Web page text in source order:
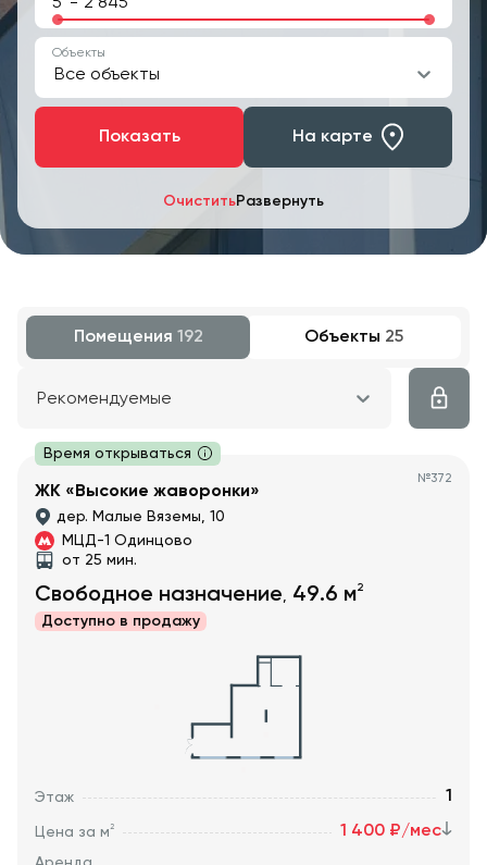
ОчиститьРазвернуть
Объекты
Все объекты
Показать На карте
Помещения 192 Объекты 25
Рекомендуемые
Время открываться
№372
ЖК «Высокие жаворонки»
дер. Малые Вяземы, 10
МЦД-1 Одинцово
от 25 мин.
Свободное назначение, 49.6 м2
Доступно в продажу
Этаж 1
Цена за м2 1 400 ₽/мес